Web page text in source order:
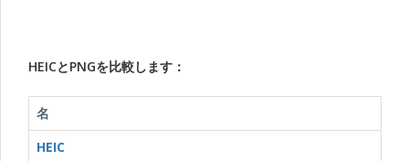
HEICとPNGを比較します：
名
HEIC